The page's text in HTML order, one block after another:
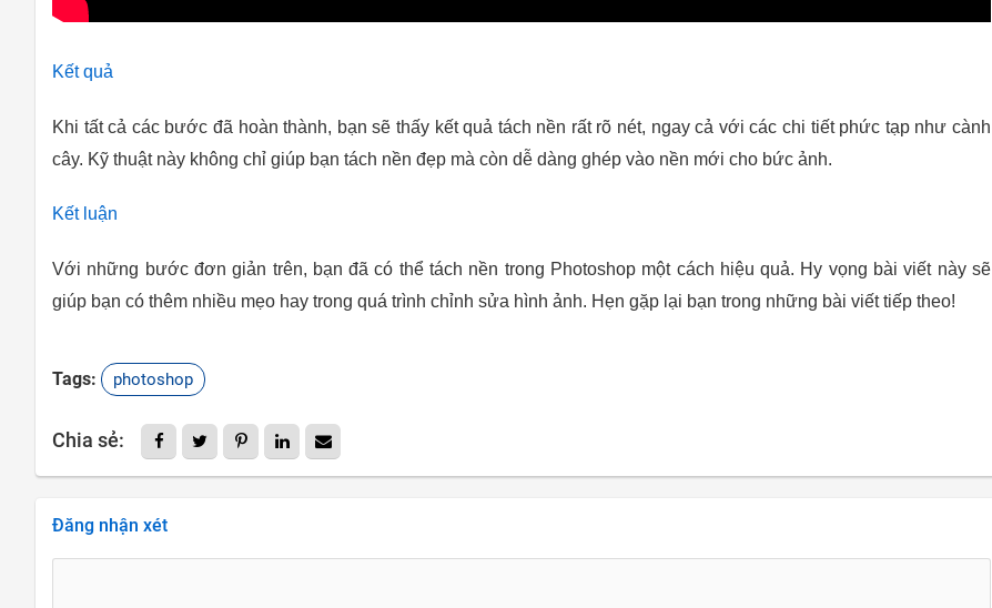
Kết quả
Khi tất cả các bước đã hoàn thành, bạn sẽ thấy kết quả tách nền rất rõ nét, ngay cả với các chi tiết phức tạp như cành
cây. Kỹ thuật này không chỉ giúp bạn tách nền đẹp mà còn dễ dàng ghép vào nền mới cho bức ảnh.
Kết luận
Với những bước đơn giản trên, bạn đã có thể tách nền trong Photoshop một cách hiệu quả. Hy vọng bài viết này sẽ
giúp bạn có thêm nhiều mẹo hay trong quá trình chỉnh sửa hình ảnh. Hẹn gặp lại bạn trong những bài viết tiếp theo!
Tags: photoshop
Chia sẻ:
Đăng nhận xét